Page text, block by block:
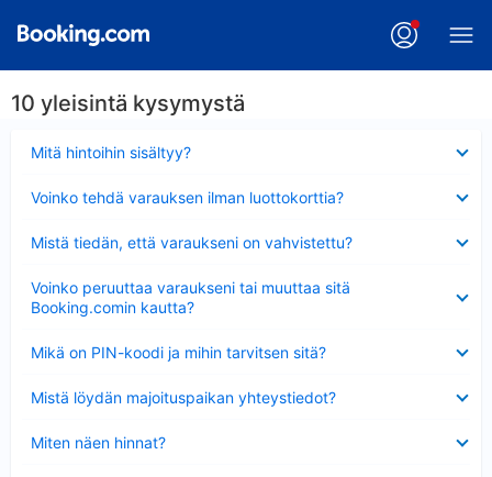
10 yleisintä kysymystä
Mitä hintoihin sisältyy?
Voinko tehdä varauksen ilman luottokorttia?
Mistä tiedän, että varaukseni on vahvistettu?
Voinko peruuttaa varaukseni tai muuttaa sitä
Booking.comin kautta?
Mikä on PIN-koodi ja mihin tarvitsen sitä?
Mistä löydän majoituspaikan yhteystiedot?
Miten näen hinnat?